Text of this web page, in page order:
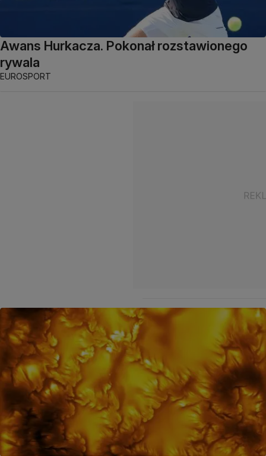
Awans Hurkacza. Pokonał rozstawionego
rywala
EUROSPORT